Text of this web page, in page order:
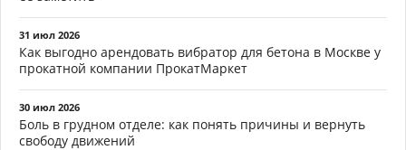
31 июл 2026
Как выгодно арендовать вибратор для бетона в Москве у
прокатной компании ПрокатМаркет
30 июл 2026
Боль в грудном отделе: как понять причины и вернуть
свободу движений